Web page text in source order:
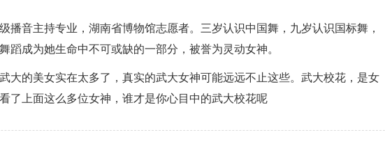
播音主持专业，湖南省博物馆志愿者。三岁认识中国舞，九岁认识国标舞，
蹈成为她生命中不可或缺的一部分，被誉为灵动女神。
大的美女实在太多了，真实的武大女神可能远远不止这些。武大校花，是女
了上面这么多位女神，谁才是你心目中的武大校花呢